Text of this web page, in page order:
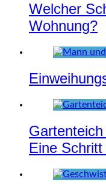
Welcher
Wohnung?
Eine